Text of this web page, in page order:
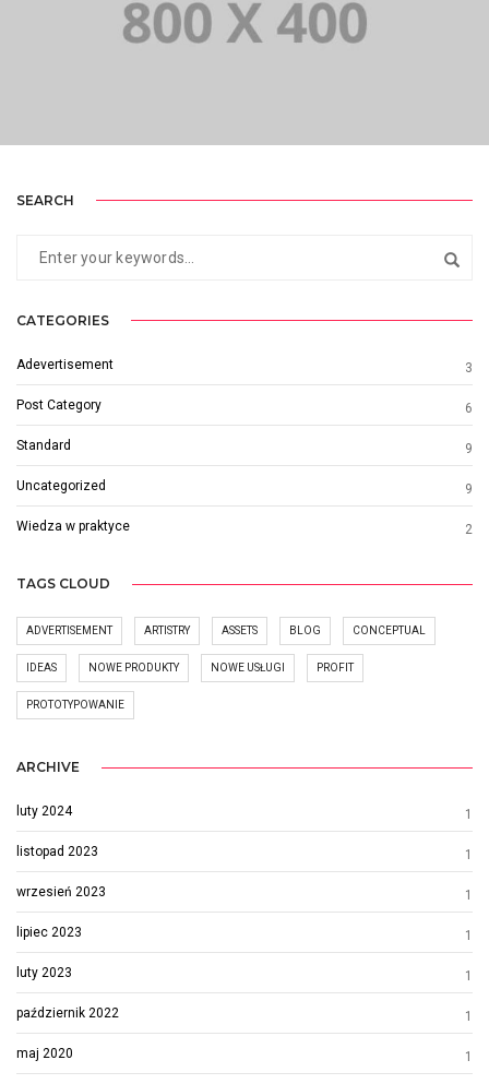
SEARCH
CATEGORIES
Adevertisement 3
Post Category 6
Standard 9
Uncategorized 9
Wiedza w praktyce 2
TAGS CLOUD
ADVERTISEMENT ARTISTRY ASSETS BLOG CONCEPTUAL
IDEAS NOWE PRODUKTY NOWE USŁUGI PROFIT
PROTOTYPOWANIE
ARCHIVE
luty 2024 1
listopad 2023 1
wrzesień 2023 1
lipiec 2023 1
luty 2023 1
październik 2022 1
maj 2020 1